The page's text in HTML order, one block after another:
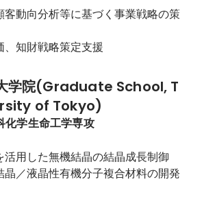
客動向分析等に基づく事業戦略の策
、知財戦略策定支援
学院(Graduate School, T
of Tokyo)
化学生命工学専攻
活用した無機結晶の結晶成長制御
晶／液晶性有機分子複合材料の開発